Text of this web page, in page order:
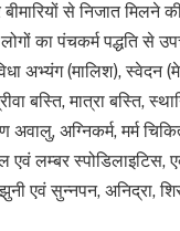
से निजात मिलने
का पंचकर्म पद्धति से
अभ्यंग (मालिश), स्वेदन
बस्ति, मात्रा बस्ति,
अवालु, अग्निकर्म, मर्म
एवं लम्बर स्पोडिलाइटिस,
एवं सुन्नपन, अनिद्रा,